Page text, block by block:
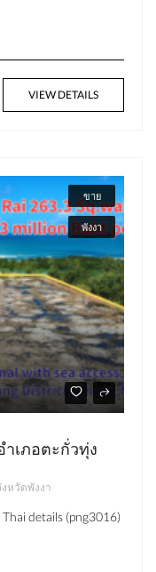
VIEW DETAILS
ขาย
พังงา
เภอตะกั่วทุ่ง
หวัดพังงา
details (png3016)